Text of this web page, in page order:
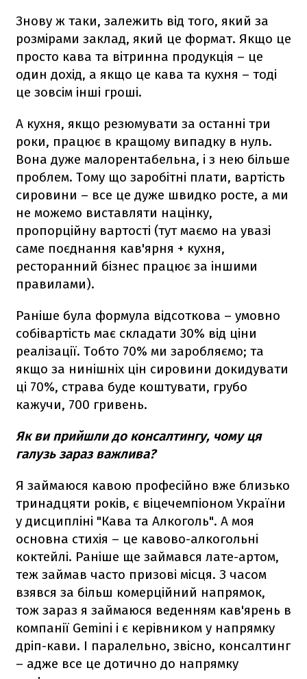
Знову ж таки, залежить від того, який за
розмірами заклад, який це формат. Якщо це
просто кава та вітринна продукція – це
один дохід, а якщо це кава та кухня – тоді
це зовсім інші гроші.
А кухня, якщо резюмувати за останні три
роки, працює в кращому випадку в нуль.
Вона дуже малорентабельна, і з нею більше
проблем. Тому що заробітні плати, вартість
сировини – все це дуже швидко росте, а ми
не можемо виставляти націнку,
пропорційну вартості (тут маємо на увазі
саме поєднання кав'ярня + кухня,
ресторанний бізнес працює за іншими
правилами).
Раніше була формула відсоткова – умовно
собівартість має складати 30% від ціни
реалізації. Тобто 70% ми заробляємо; та
якщо за нинішніх цін сировини докидувати
ці 70%, страва буде коштувати, грубо
кажучи, 700 гривень.
Як ви прийшли до консалтингу, чому ця
галузь зараз важлива?
Я займаюся кавою професійно вже близько
тринадцяти років, є віцечемпіоном України
у дисципліні "Кава та Алкоголь". А моя
основна стихія – це кавово-алкогольні
коктейлі. Раніше ще займався лате-артом,
теж займав часто призові місця. З часом
взявся за більш комерційний напрямок,
тож зараз я займаюся веденням кав'ярень в
компанії Gemini і є керівником у напрямку
дріп-кави. І паралельно, звісно, консалтинг
– адже все це дотично до напрямку